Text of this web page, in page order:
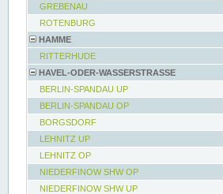
GREBENAU
ROTENBURG
HAMME
RITTERHUDE
HAVEL-ODER-WASSERSTRASSE
BERLIN-SPANDAU UP
BERLIN-SPANDAU OP
BORGSDORF
LEHNITZ UP
LEHNITZ OP
NIEDERFINOW SHW OP
NIEDERFINOW SHW UP